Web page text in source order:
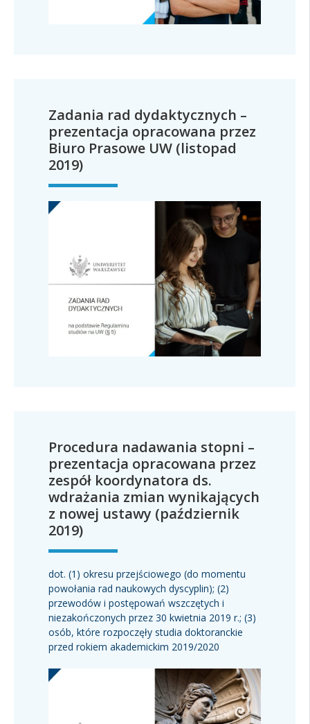
Zadania rad dydaktycznych –
prezentacja opracowana przez
Biuro Prasowe UW (listopad
2019)
Procedura nadawania stopni –
prezentacja opracowana przez
zespół koordynatora ds.
wdrażania zmian wynikających
z nowej ustawy (październik
2019)
dot. (1) okresu przejściowego (do momentu
powołania rad naukowych dyscyplin); (2)
przewodów i postępowań wszczętych i
niezakończonych przez 30 kwietnia 2019 r.; (3)
osób, które rozpoczęły studia doktoranckie
przed rokiem akademickim 2019/2020